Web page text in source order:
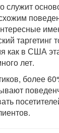
служит
таргетинг
как в США
лет.
более